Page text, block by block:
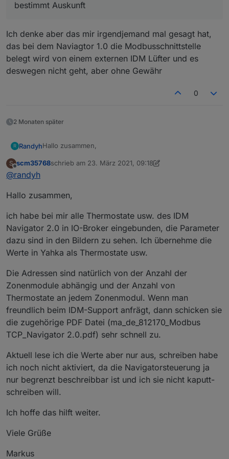
bestimmt Auskunft
Ich denke aber das mir irgendjemand mal gesagt hat,
das bei dem Naviagtor 1.0 die Modbusschnittstelle
belegt wird von einem externen IDM Lüfter und es
deswegen nicht geht, aber ohne Gewähr
0
2 Monaten später
R RandyhHallo zusammen,
ich hoffe, mir kann jemand weiterhelfen.
mit anbinden.
Vom Hersteller habe ich hier super Hilfe in Form eines
PDFs mit allen Adressen erhalten.
z.b.
Adresse DEZ 1000
Adresse Hex 3E8
Datatype Float
Bezeichnung Aussentemperatur
Einheit °C
eintragen, damit es funktioniert?
mit z.b. comtest pro keine Verbindung/auslesen zur
S
Offline
scm35768schrieb am 23. März 2021, 09:18
zuletzt editiert von scm35768
@randyh
Hallo zusammen,
ich habe bei mir alle Thermostate usw. des IDM
Navigator 2.0 in IO-Broker eingebunden, die Parameter
dazu sind in den Bildern zu sehen. Ich übernehme die
Werte in Yahka als Thermostate usw.
Die Adressen sind natürlich von der Anzahl der
Zonenmodule abhängig und der Anzahl von
Thermostate an jedem Zonenmodul. Wenn man
freundlich beim IDM-Support anfrägt, dann schicken sie
die zugehörige PDF Datei (ma_de_812170_Modbus
TCP_Navigator 2.0.pdf) sehr schnell zu.
Aktuell lese ich die Werte aber nur aus, schreiben habe
ich noch nicht aktiviert, da die Navigatorsteuerung ja
nur begrenzt beschreibbar ist und ich sie nicht kaputt-
schreiben will.
Ich hoffe das hilft weiter.
Viele Grüße
Markus